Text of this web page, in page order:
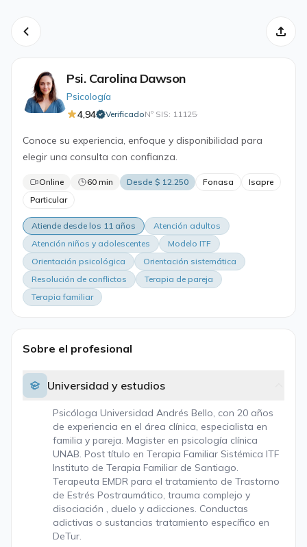
Psi. Carolina Dawson
Psicología
4,94
VerificadoNº SIS: 11125·
Conoce su experiencia, enfoque y disponibilidad para
elegir una consulta con confianza.
Online 60 min Desde $ 12.250 Fonasa
Isapre
Particular
Atiende desde los 11 años
Atención adultos
Atención niños y adolescentes
Modelo ITF
Orientación psicológica
Orientación sistemática
Resolución de conflictos
Terapia de pareja
Terapia familiar
Sobre el profesional
Universidad y estudios
Psicóloga Universidad Andrés Bello, con 20 años
de experiencia en el área clínica, especialista en
familia y pareja. Magister en psicología clínica
UNAB. Post título en Terapia Familiar Sistémica ITF
Instituto de Terapia Familiar de Santiago.
Terapeuta EMDR para el tratamiento de Trastorno
de Estrés Postraumático, trauma complejo y
disociación , duelo y adicciones. Conductas
adictivas o sustancias tratamiento específico en
DeTur.